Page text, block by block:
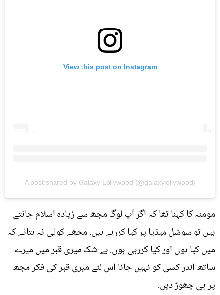
View this post on Instagram
A post shared by Galaxy Lollywood (@galaxylollywood)
مومنہ کا کہنا تھا کہ اگر آپ لوگ مجھ سے زیادہ اسلام جانتے
ہیں تو سوشل میڈیا پر کیا کررہے ہیں. مجھے کوئی نہ بتائے کہ
میں کیا ہوں اور کیا کررہی ہوں. بے شک میری قبر میں میرے
ساتھ اندر کسی کو نہیں جانا اس لئے میری قبر کی فکر مجھ
پر ہی چھوڑ دیں.